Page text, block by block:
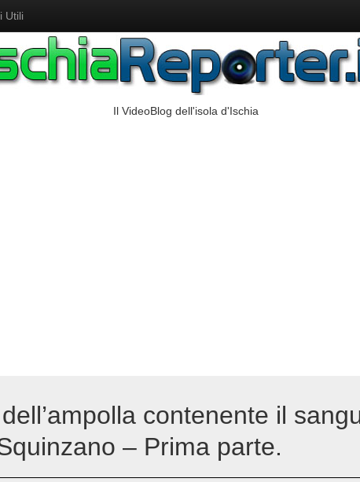
Utili
Il VideoBlog dell'isola d'Ischia
contenente il
– Prima parte.